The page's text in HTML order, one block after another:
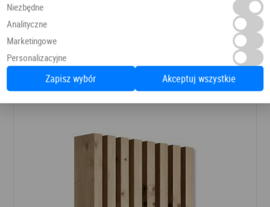
Lamele ażurowe Grandson Oak
Zapytaj o cenę
Dodaj do ulubionych
Niezbędne
Analityczne
Marketingowe
Personalizacyjne
Zapisz wybór Akceptuj wszystkie